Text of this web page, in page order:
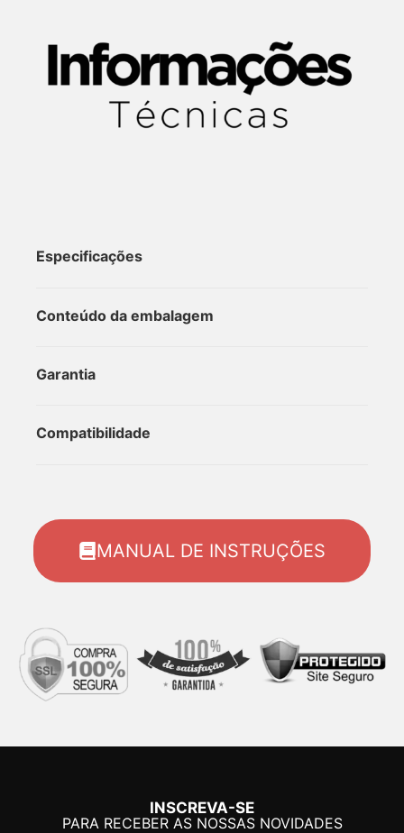
Especificações
Conteúdo da embalagem
Garantia
Compatibilidade
MANUAL DE INSTRUÇÕES
INSCREVA-SE
PARA RECEBER AS NOSSAS NOVIDADES